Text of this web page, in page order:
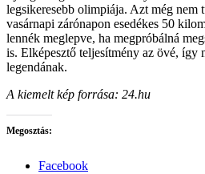
legsikeresebb olimpiája. Azt még nem
vasárnapi zárónapon esedékes 50
lennék meglepve, ha megpróbálná
is. Elképesztő teljesítmény az övé, így
legendának.
A kiemelt kép forrása: 24.hu
Megosztás:
Facebook